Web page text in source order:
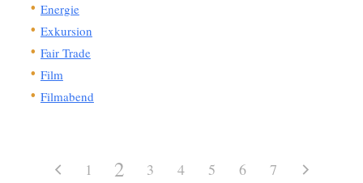
Energie
Exkursion
Fair Trade
Film
Filmabend
1 2 3 4 5 6 7